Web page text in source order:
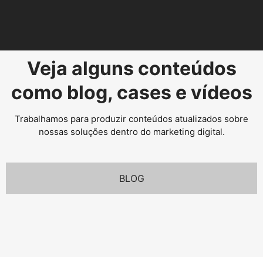
Veja alguns conteúdos
como blog, cases e vídeos
Trabalhamos para produzir conteúdos atualizados sobre
nossas soluções dentro do marketing digital.
BLOG